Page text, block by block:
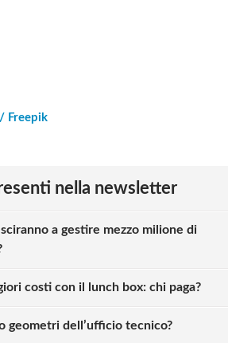
Freepik
nella newsletter
a gestire mezzo milione di
costi con il lunch box: chi paga?
geometri dell’ufficio tecnico?